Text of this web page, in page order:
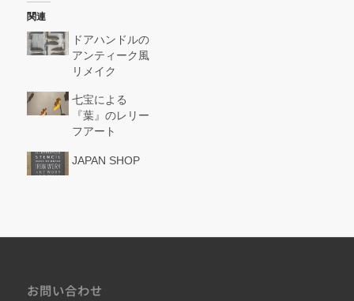
関連
ドアハンドルの
アンティーク風
リメイク
七宝による
『葉』のレリー
フアート
JAPAN SHOP
お問い合わせ